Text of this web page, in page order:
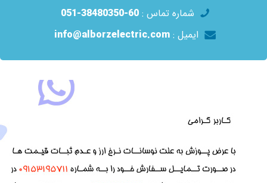
شماره تماس : 60-38480350-051
ایمیل : info@alborzelectric.com